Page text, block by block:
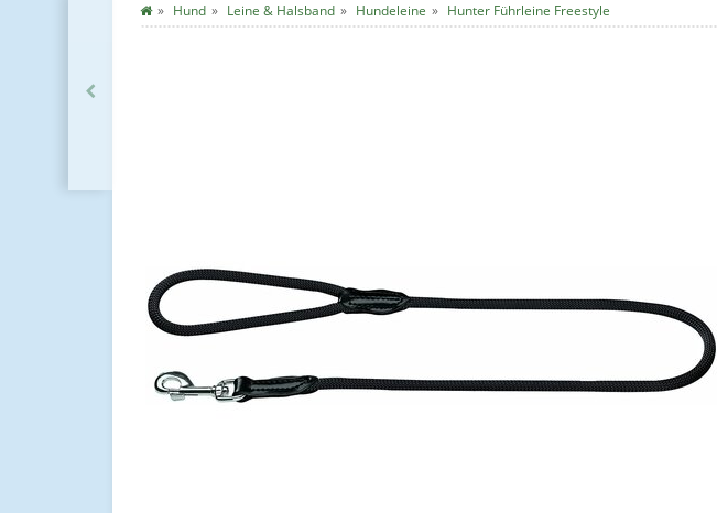
Hund Leine & Halsband Hundeleine Hunter Führleine Freestyle